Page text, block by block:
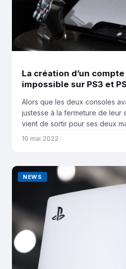
La création d’un
impossible sur PS3 et
Alors que les deux consoles
justesse à la fermeture de leur
vient de sortir pour ses deux
jour du firmware (4.89 pour la
10 mai 2022
NEWS